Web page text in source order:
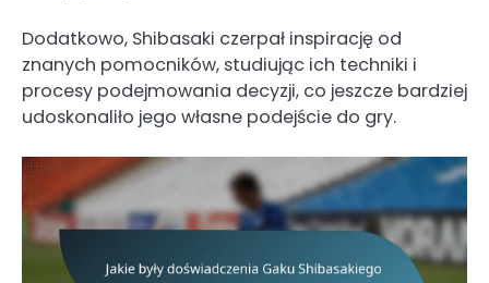
Dodatkowo, Shibasaki czerpał inspirację od
znanych pomocników, studiując ich techniki i
procesy podejmowania decyzji, co jeszcze bardziej
udoskonaliło jego własne podejście do gry.